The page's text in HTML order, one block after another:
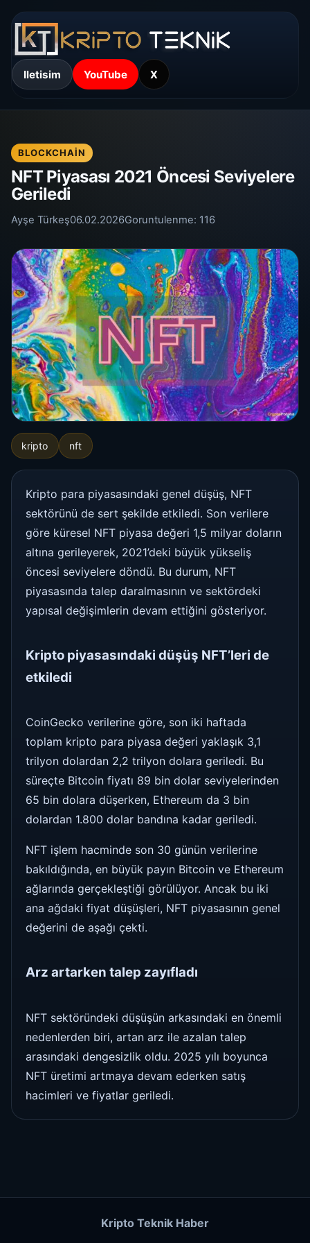
Iletisim YouTube X
BLOCKCHAIN
NFT Piyasası 2021 Öncesi Seviyelere
Geriledi
Ayşe Türkeş06.02.2026Goruntulenme: 116
kripto nft
Kripto para piyasasındaki genel düşüş, NFT
sektörünü de sert şekilde etkiledi. Son verilere
göre küresel NFT piyasa değeri 1,5 milyar doların
altına gerileyerek, 2021’deki büyük yükseliş
öncesi seviyelere döndü. Bu durum, NFT
piyasasında talep daralmasının ve sektördeki
yapısal değişimlerin devam ettiğini gösteriyor.
Kripto piyasasındaki düşüş NFT’leri de
etkiledi
CoinGecko verilerine göre, son iki haftada
toplam kripto para piyasa değeri yaklaşık 3,1
trilyon dolardan 2,2 trilyon dolara geriledi. Bu
süreçte Bitcoin fiyatı 89 bin dolar seviyelerinden
65 bin dolara düşerken, Ethereum da 3 bin
dolardan 1.800 dolar bandına kadar geriledi.
NFT işlem hacminde son 30 günün verilerine
bakıldığında, en büyük payın Bitcoin ve Ethereum
ağlarında gerçekleştiği görülüyor. Ancak bu iki
ana ağdaki fiyat düşüşleri, NFT piyasasının genel
değerini de aşağı çekti.
Arz artarken talep zayıfladı
NFT sektöründeki düşüşün arkasındaki en önemli
nedenlerden biri, artan arz ile azalan talep
arasındaki dengesizlik oldu. 2025 yılı boyunca
NFT üretimi artmaya devam ederken satış
hacimleri ve fiyatlar geriledi.
Kripto Teknik Haber